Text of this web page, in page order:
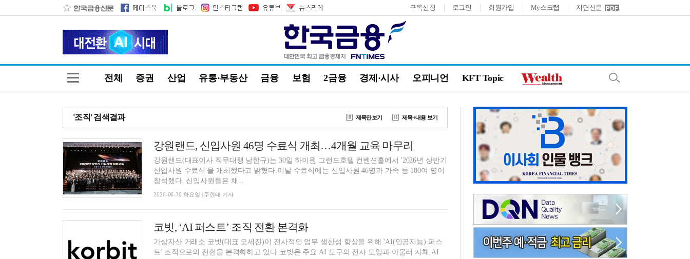
구독신청 로그인 회원가입 My스크랩 지면신문
전체 증권 산업 유통·부동산 금융 보험 2금융 경제·시사 오피니언 KFT Topic
'조직' 검색결과 제목만보기 제목+내용 보기
강원랜드, 신입사원 46명 수료식 개최…4개월 교육 마무리
강원랜드(대표이사 직무대행 남한규)는 30일 하이원 그랜드호텔 컨벤션홀에서 '2026년 상반기
신입사원 수료식'을 개최했다고 밝혔다.이날 수료식에는 신입사원 46명과 가족 등 180여 명이
참석했다. 신입사원들은 채...
2026-06-30 화요일 | 주현태 기자
코빗, ‘AI 퍼스트’ 조직 전환 본격화
가상자산 거래소 코빗(대표 오세진)이 전사적인 업무 생산성 향상을 위해 'AI(인공지능) 퍼스
트' 조직으로의 전환을 본격화하고 있다.코빗은 주요 AI 도구의 전사 도입과 아울러 자체 AI